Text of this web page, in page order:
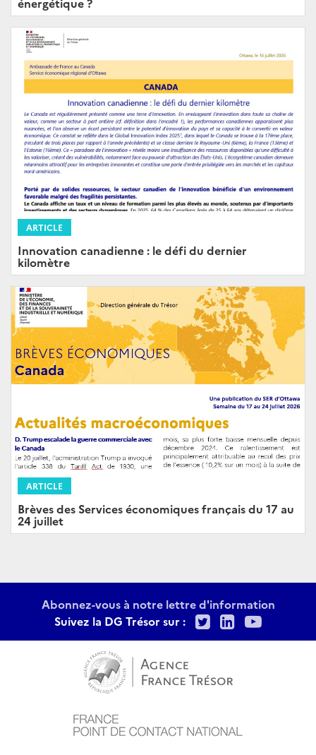
ARTICLE
Innovation canadienne : le défi du dernier
kilomètre
ARTICLE
Brèves des Services économiques français du 17 au
24 juillet
Abonnez-vous à notre lettre d'information
Suivez la DG Trésor sur :
TwitterLinkedIn